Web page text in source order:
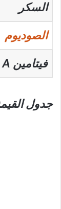
السكر
الصوديوم
فيتامين A
جدول